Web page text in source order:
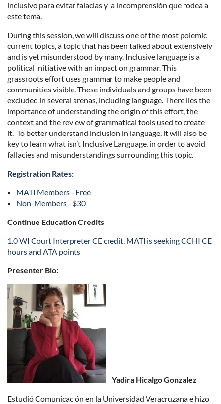
inclusivo para evitar falacias y la incomprensión que rodea a
este tema.
During this session, we will discuss one of the most polemic
current topics, a topic that has been talked about extensively
and is yet misunderstood by many. Inclusive language is a
political initiative with an impact on grammar. This
grassroots effort uses grammar to make people and
communities visible. These individuals and groups have been
excluded in several arenas, including language. There lies the
importance of understanding the origin of this effort, the
context and the review of grammatical tools used to create
it. To better understand inclusion in language, it will also be
key to learn what isn’t Inclusive Language, in order to avoid
fallacies and misunderstandings surrounding this topic.
Registration Rates:
MATI Members - Free
Non-Members - $30
Continue Education Credits
1.0 WI Court Interpreter CE credit. MATI is seeking CCHI CE
hours and ATA points
Presenter Bio:
Yadira Hidalgo Gonzalez
Estudió Comunicación en la Universidad Veracruzana e hizo